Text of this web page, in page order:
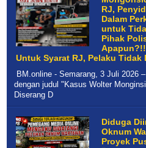
RJ,
Dalam
untuk
Pihak
Untuk Syarat RJ, Pelaku Tidak
BM.online - Semarang, 3 Juli 2026
dengan judul "Kasus Wolter
Diserang D
Diduga
Oknum
Proyek